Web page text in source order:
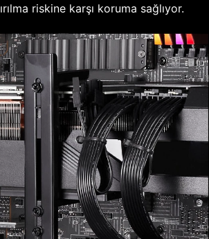
riskine karşı koruma sağlıyor.